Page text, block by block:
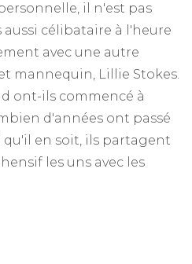
il n'est pas
célibataire à l'heure
avec une autre
mannequin, Lillie Stokes.
ont-ils commencé à
d'années ont passé
qu'il en soit, ils partagent
les uns avec les